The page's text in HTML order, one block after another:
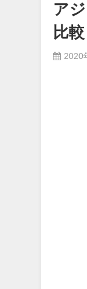
ア
比較
2020